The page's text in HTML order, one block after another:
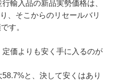
輸入品の新品実勢価格は、
、そこからのリセールバリ
す。
価よりも安く手に入るのが
と、決して安くはあり